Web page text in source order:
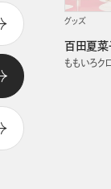
グッズ
百田夏菜
ももいろク